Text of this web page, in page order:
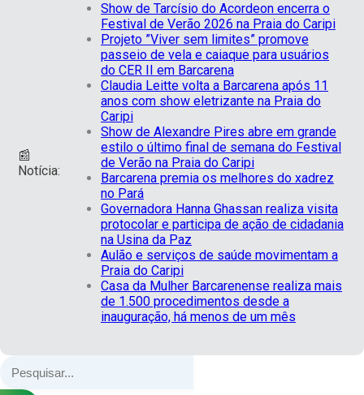
📰
Notícia:
Show de Tarcísio do Acordeon encerra o
Festival de Verão 2026 na Praia do Caripi
Projeto ”Viver sem limites” promove
passeio de vela e caiaque para usuários
do CER II em Barcarena
Claudia Leitte volta a Barcarena após 11
anos com show eletrizante na Praia do
Caripi
Show de Alexandre Pires abre em grande
estilo o último final de semana do Festival
de Verão na Praia do Caripi
Barcarena premia os melhores do xadrez
no Pará
Governadora Hanna Ghassan realiza visita
protocolar e participa de ação de cidadania
na Usina da Paz
Aulão e serviços de saúde movimentam a
Praia do Caripi
Casa da Mulher Barcarenense realiza mais
de 1.500 procedimentos desde a
inauguração, há menos de um mês